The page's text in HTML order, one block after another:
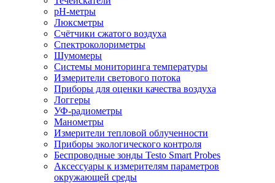
pH-метры
Люксметры
Счётчики сжатого воздуха
Спектроколориметры
Шумомеры
Системы мониторинга температуры
Измерители светового потока
Приборы для оценки качества воздуха
Логгеры
УФ-радиометры
Манометры
Измерители тепловой облученности
Приборы экологического контроля
Беспроводные зонды Testo Smart Probes
Аксессуары к измерителям параметров
окружающей среды